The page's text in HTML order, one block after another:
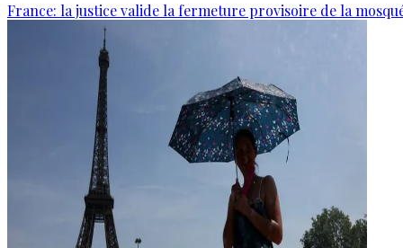
France: la justice valide la fermeture provisoire de la